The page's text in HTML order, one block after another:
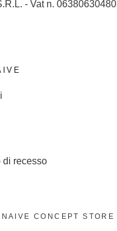
- Vat n. 06380630480
di recesso
CONCEPT STORE